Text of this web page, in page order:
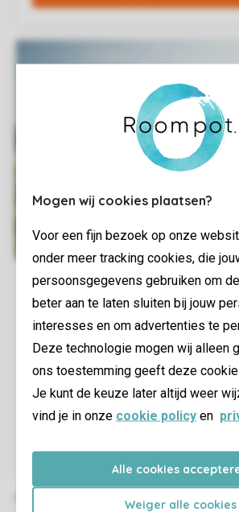
Mogen wij cookies plaatsen?
Voor een fijn bezoek op onze
onder meer tracking cookies, die
persoonsgegevens gebruiken om
beter aan te laten sluiten bij jouw
interesses en om advertenties te
Deze technologie mogen wij alleen
ons toestemming geeft deze
Je kunt de keuze later altijd weer
vind je in onze cookie policy en
Alle cookies
Weiger alle cookies